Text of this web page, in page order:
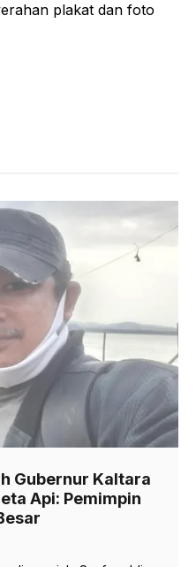
plakat dan foto
Gubernur Kaltara
Api: Pemimpin